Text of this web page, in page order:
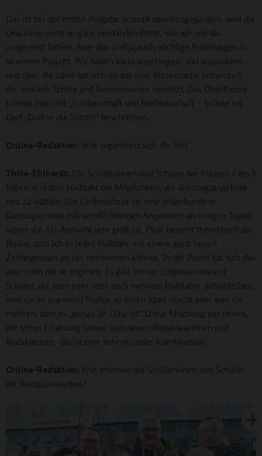
Das ist bei der ersten Ausgabe prompt danebengegangen, weil die
Druckerei nicht so ganz verstanden hatte, wie wir uns das
vorgestellt hatten. Aber das sind ja auch wichtige Erfahrungen in
so einem Projekt. Wir haben klein angefangen, viel ausprobiert –
und über die Jahre hat sich daraus eine Riesensache entwickelt,
die wirklich Schule und Gemeinwesen vernetzt. Das Oberthema
könnte man mit „Schülerschaft und Nachbarschaft – Schule ins
Dorf, Dorf in die Schule“ beschreiben.
Online-Redaktion: Wie organisiert sich die AG?
Thöle-Ehlhardt: Die Schülerinnen und Schüler der Klassen 7 bis 9
haben in jedem Halbjahr die Möglichkeit, die Ganztagsangebote
neu zu wählen. Die Lindenschule ist eine teilgebundene
Ganztagsschule mit verpflichtenden Angeboten an einigen Tagen,
wobei die AG-Auswahl sehr groß ist. Zwar besteht theoretisch das
Risiko, dass ich es jedes Halbjahr mit einem ganz neuen
Zeitungsteam zu tun bekommen könnte. In der Praxis hat sich das
aber noch nie so ergeben. Es gibt immer Schülerinnen und
Schüler, die über zwei oder auch mehrere Halbjahre dabeibleiben,
weil sie es spannend finden, es ihnen Spaß macht oder weil sie
merken, dass es „genau ihr Ding ist“. Diese Mischung aus denen,
die schon Erfahrung haben, und neuen Redakteurinnen und
Redakteuren, das ist eine sehr reizvolle Kombination.
Online-Redaktion: Wie erlernen die Schülerinnen und Schüler
die Redaktionsarbeit?